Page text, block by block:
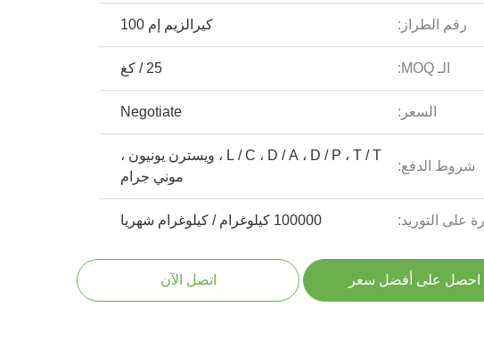
رقم الطراز: كيرالزيم إم 100
الـ MOQ: 25 / كغ
السعر: Negotiate
شروط الدفع:
L / C ، D / A ، D / P ، T / T ، ويسترن يونيون ،
موني جرام
على التوريد: 100000 كيلوغرام / كيلوغرام شهريا
احصل على أفضل سعر اتصل الآن